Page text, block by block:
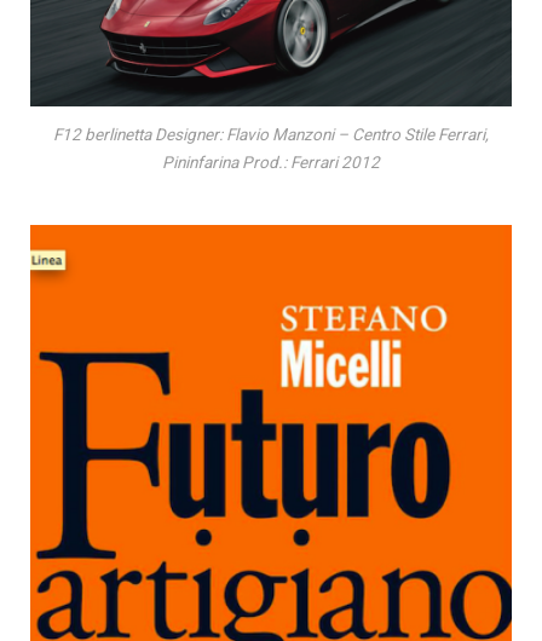
F12 berlinetta Designer: Flavio Manzoni – Centro Stile Ferrari,
Pininfarina Prod.: Ferrari 2012